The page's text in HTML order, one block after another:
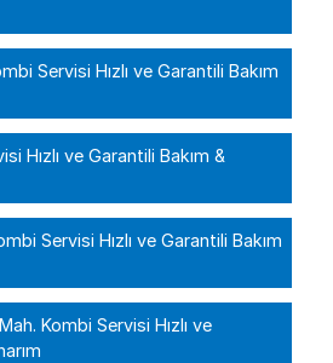
Servisi Hızlı ve Garantili Bakım
Hızlı ve Garantili Bakım &
Servisi Hızlı ve Garantili Bakım
Kombi Servisi Hızlı ve